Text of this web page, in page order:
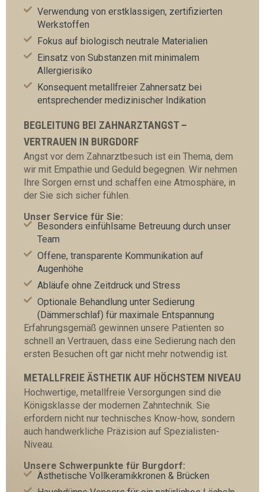
Verwendung von erstklassigen, zertifizierten
Werkstoffen
Fokus auf biologisch neutrale Materialien
Einsatz von Substanzen mit minimalem
Allergierisiko
Konsequent metallfreier Zahnersatz bei
entsprechender medizinischer Indikation
BEGLEITUNG BEI ZAHNARZTANGST –
VERTRAUEN IN BURGDORF
Angst vor dem Zahnarztbesuch ist ein Thema, dem
wir mit Empathie und Geduld begegnen. Wir nehmen
Ihre Sorgen ernst und schaffen eine Atmosphäre, in
der Sie sich sicher fühlen.
Unser Service für Sie:
Besonders einfühlsame Betreuung durch unser
Team
Offene, transparente Kommunikation auf
Augenhöhe
Abläufe ohne Zeitdruck und Stress
Optionale Behandlung unter Sedierung
(Dämmerschlaf) für maximale Entspannung
Erfahrungsgemäß gewinnen unsere Patienten so
schnell an Vertrauen, dass eine Sedierung nach den
ersten Besuchen oft gar nicht mehr notwendig ist.
METALLFREIE ÄSTHETIK AUF HÖCHSTEM NIVEAU
Hochwertige, metallfreie Versorgungen sind die
Königsklasse der modernen Zahntechnik. Sie
erfordern nicht nur technisches Know-how, sondern
auch handwerkliche Präzision auf Spezialisten-
Niveau.
Unsere Schwerpunkte für Burgdorf:
Ästhetische Vollkeramikkronen & Brücken